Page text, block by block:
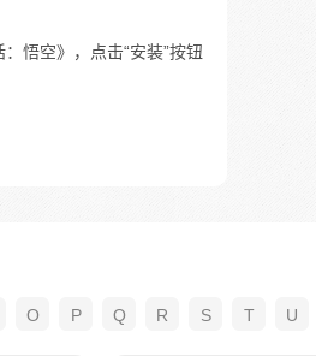
悟空》，点击“安装”按钮
O P Q R S T U